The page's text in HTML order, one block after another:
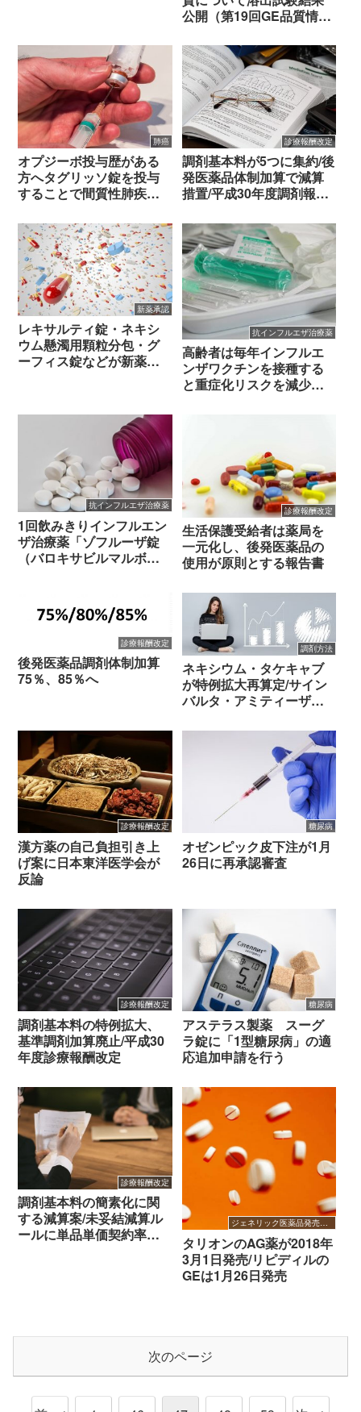
公開（第19回GE品質情報
肺癌
オプジーボ投与歴がある
方へタグリッソ錠を投与
することで間質性肺疾患
れていない）
診療報酬改定
調剤基本料が5つに集約/後
発医薬品体制加算で減算
措置/平成30年度調剤報酬
新薬承認
レキサルティ錠・ネキシ
ウム懸濁用顆粒分包・グ
ーフィス錠などが新薬と
抗インフルエザ治療薬
高齢者は毎年インフルエ
ンザワクチンを接種する
と重症化リスクを減少さ
抗インフルエザ治療薬
1回飲みきりインフルエン
ザ治療薬「ゾフルーザ錠
（バロキサビルマルボキ
診療報酬改定
生活保護受給者は薬局を
一元化し、後発医薬品の
使用が原則とする報告書
診療報酬改定
後発医薬品調剤体制加算
75％、85％へ
調剤方法
ネキシウム・タケキャブ
が特例拡大再算定/サイン
バルタ・アミティーザ等
診療報酬改定
漢方薬の自己負担引き上
げ案に日本東洋医学会が
反論
糖尿病
オゼンピック皮下注が1月
26日に再承認審査
診療報酬改定
調剤基本料の特例拡大、
基準調剤加算廃止/平成30
年度診療報酬改定
糖尿病
アステラス製薬 スーグ
ラ錠に「1型糖尿病」の適
応追加申請を行う
診療報酬改定
調剤基本料の簡素化に関
する減算案/未妥結減算ル
ールに単品単価契約率・
ジェネリック医薬品発売開始
タリオンのAG薬が2018年
3月1日発売/リピディルの
GEは1月26日発売
次のページ